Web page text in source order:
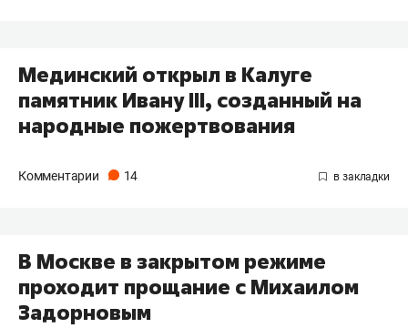
Мединский открыл в Калуге
памятник Ивану III, созданный на
народные пожертвования
Комментарии 14
В Москве в закрытом режиме
проходит прощание с Михаилом
Задорновым